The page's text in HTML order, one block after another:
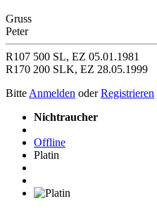
Gruss
Peter
R107 500 SL, EZ 05.01.1981
R170 200 SLK, EZ 28.05.1999
Bitte Anmelden oderRegistrieren
Nichtraucher
Offline
Platin